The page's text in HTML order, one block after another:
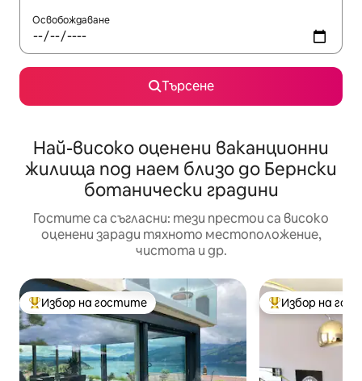
Освобождаване
Търсене
Най-високо оценени ваканционни
жилища под наем близо до Бернски
ботанически градини
Гостите са съгласни: тези престои са високо
оценени заради тяхното местоположение,
чистота и др.
Най-популярен избор на гостите
Избор на гостите Най-популярен
Избор на